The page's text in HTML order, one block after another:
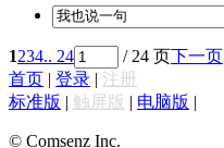
1234.. 24 / 24 页下一页
首页 | 登录 | 注册
标准版 | 触屏版 | 电脑版 |
© Comsenz Inc.